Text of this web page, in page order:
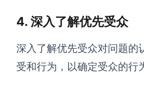
4. 深入了解优先受众
深入了解优先受众对问题的
受和行为，以确定受众的行